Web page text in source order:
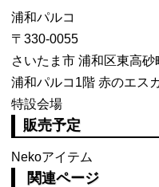
浦和パルコ
〒330-0055
さいたま市 浦和区東高砂
浦和パルコ1階 赤のエス
特設会場
販売予定
Nekoアイテム
関連ページ